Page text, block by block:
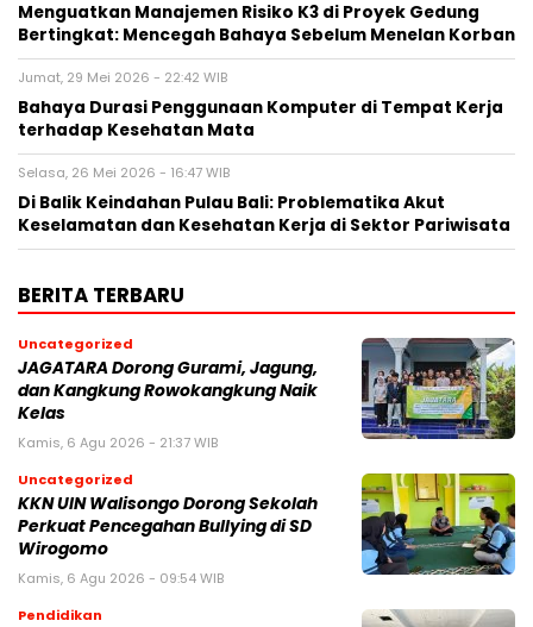
Menguatkan Manajemen Risiko K3 di Proyek Gedung
Bertingkat: Mencegah Bahaya Sebelum Menelan Korban
Jumat, 29 Mei 2026 - 22:42 WIB
Bahaya Durasi Penggunaan Komputer di Tempat Kerja
terhadap Kesehatan Mata
Selasa, 26 Mei 2026 - 16:47 WIB
Di Balik Keindahan Pulau Bali: Problematika Akut
Keselamatan dan Kesehatan Kerja di Sektor Pariwisata
BERITA TERBARU
Uncategorized
JAGATARA Dorong Gurami, Jagung,
dan Kangkung Rowokangkung Naik
Kelas
Kamis, 6 Agu 2026 - 21:37 WIB
Uncategorized
KKN UIN Walisongo Dorong Sekolah
Perkuat Pencegahan Bullying di SD
Wirogomo
Kamis, 6 Agu 2026 - 09:54 WIB
Pendidikan